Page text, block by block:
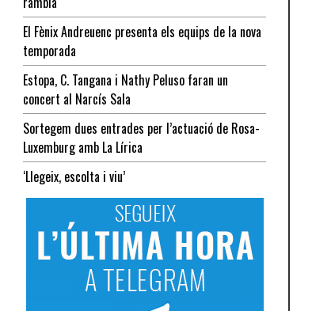
El Fènix Andreuenc presenta els equips de la nova
temporada
Estopa, C. Tangana i Nathy Peluso faran un
concert al Narcís Sala
Sortegem dues entrades per l’actuació de Rosa-
Luxemburg amb La Lírica
‘Llegeix, escolta i viu’